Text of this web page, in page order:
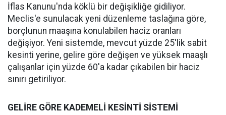
İflas Kanunu'nda köklü bir değişikliğe gidiliyor.
Meclis'e sunulacak yeni düzenleme taslağına göre,
borçlunun maaşına konulabilen haciz oranları
değişiyor. Yeni sistemde, mevcut yüzde 25'lik sabit
kesinti yerine, gelire göre değişen ve yüksek maaşlı
çalışanlar için yüzde 60'a kadar çıkabilen bir haciz
sınırı getiriliyor.
GELİRE GÖRE KADEMELİ KESİNTİ SİSTEMİ